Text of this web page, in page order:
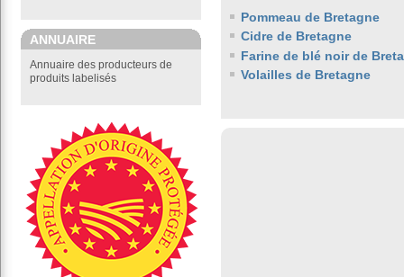
ANNUAIRE
Annuaire des producteurs de
produits labelisés
Pommeau de Bretagne
Cidre de Bretagne
Farine de blé noir de
Volailles de Bretagne